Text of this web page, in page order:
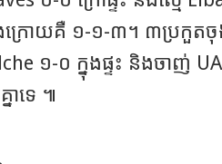
ក្រោយគឺ ១-១-៣។ ៣ប្រកួត
១-០ ក្នុងផ្ទះ និងចាញ់
ាទេ ៕